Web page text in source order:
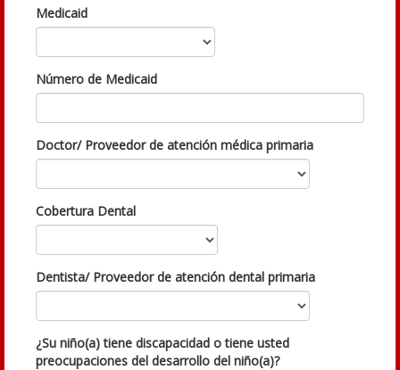
Medicaid
Número de Medicaid
Doctor/ Proveedor de atención médica primaria
Cobertura Dental
Dentista/ Proveedor de atención dental primaria
¿Su niño(a) tiene discapacidad o tiene usted
preocupaciones del desarrollo del niño(a)?